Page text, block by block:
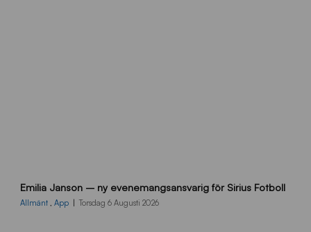
0
0
Emilia Janson – ny evenemangsansvarig för Sirius Fotboll
Allmänt App Torsdag 6 Augusti 2026